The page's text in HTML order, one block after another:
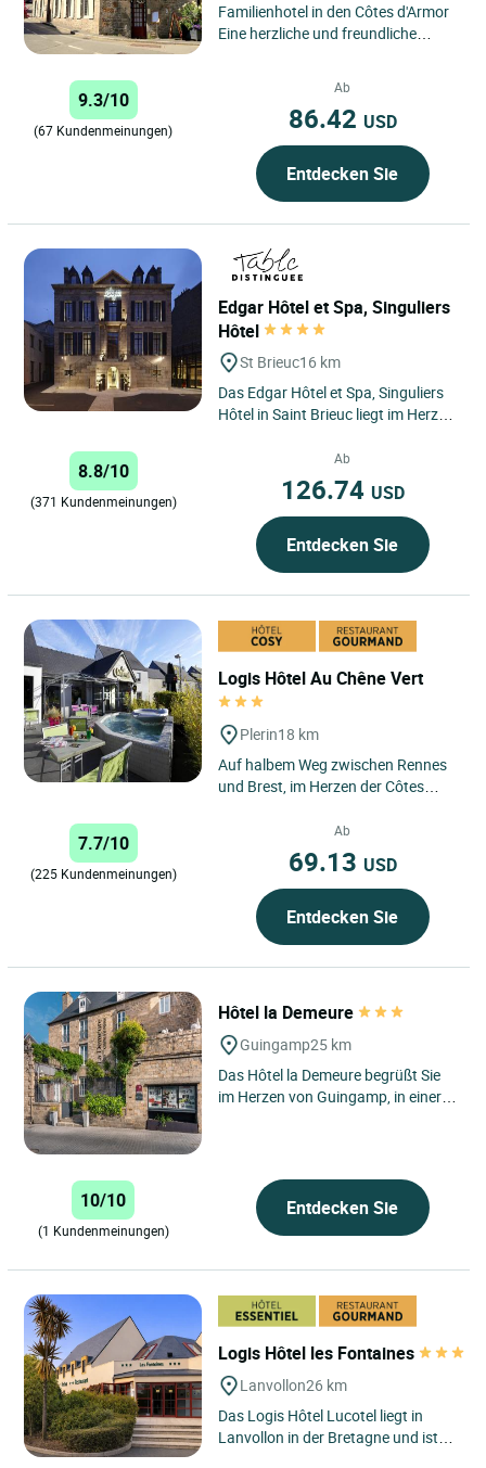
Familienhotel in den Côtes d'Armor
Eine herzliche und freundliche
9.3/10
(67 Kundenmeinungen)
Ab
86.42 USD
Entdecken Sie
Edgar Hôtel et Spa, Singuliers
Hôtel
St Brieuc16 km
Das Edgar Hôtel et Spa, Singuliers
Hôtel in Saint Brieuc liegt im Herzen
idealen Ausgangspunkt...
8.8/10
(371 Kundenmeinungen)
Ab
126.74 USD
Entdecken Sie
Logis Hôtel Au Chêne Vert
Plerin18 km
Auf halbem Weg zwischen Rennes
und Brest, im Herzen der Côtes
Hotel-Restaurant "Au Chêne...
7.7/10
(225 Kundenmeinungen)
Ab
69.13 USD
Entdecken Sie
Hôtel la Demeure
Guingamp25 km
Das Hôtel la Demeure begrüßt Sie
im Herzen von Guingamp, in einer
10/10
(1 Kundenmeinungen)
Entdecken Sie
Logis Hôtel les Fontaines
Lanvollon26 km
Das Logis Hôtel Lucotel liegt in
Lanvollon in der Bretagne und ist